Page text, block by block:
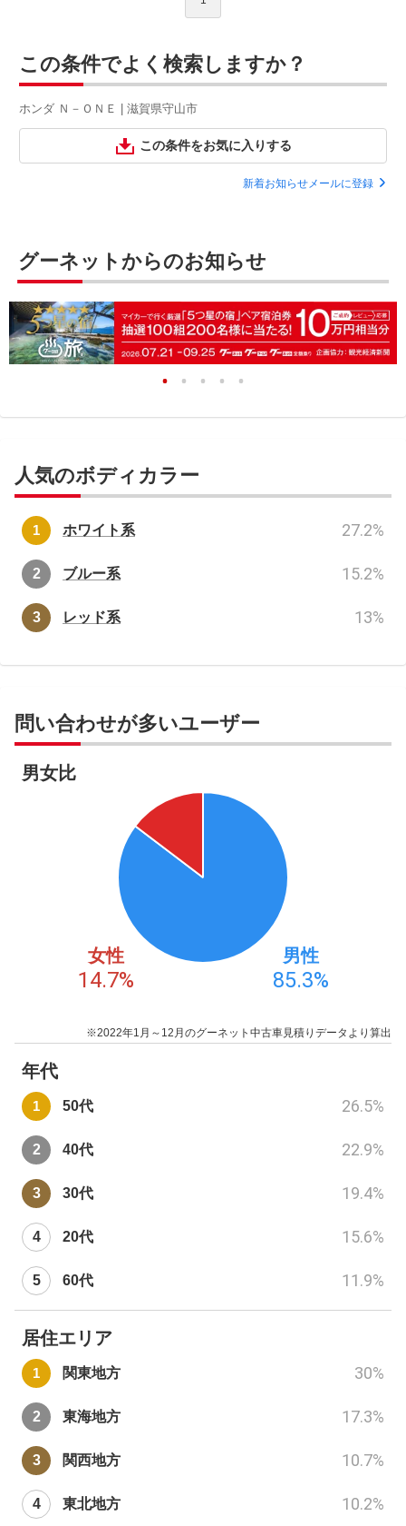
この条件でよく検索しますか？
ホンダ Ｎ－ＯＮＥ | 滋賀県守山市
この条件をお気に入りする
新着お知らせメールに登録
グーネットからのお知らせ
人気のボディカラー
ホワイト系 27.2%
ブルー系 15.2%
レッド系 13%
問い合わせが多いユーザー
男女比
女性
14.7%
男性
85.3%
※2022年1月～12月のグーネット中古車見積りデータより算出
年代
50代 26.5%
40代 22.9%
30代 19.4%
20代 15.6%
60代 11.9%
居住エリア
関東地方 30%
東海地方 17.3%
関西地方 10.7%
東北地方 10.2%